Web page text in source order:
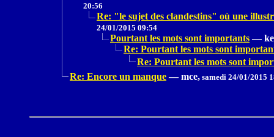
20:56
Re: "le sujet des clandestins" où une
24/01/2015 09:54
Pourtant les mots sont importants —
Re: Pourtant les mots sont
Re: Pourtant les mots sont
Re: Encore un manque — mce, samedi 24/01/2015